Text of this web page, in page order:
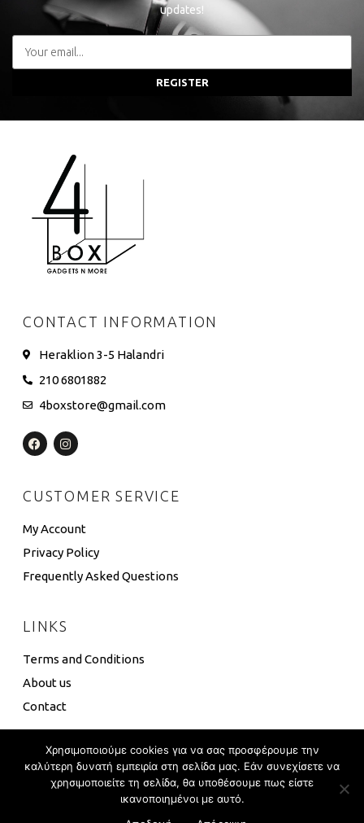
updates!
REGISTER
CONTACT INFORMATION
Heraklion 3-5 Halandri
210 6801882
4boxstore@gmail.com
CUSTOMER SERVICE
My Account
Privacy Policy
Frequently Asked Questions
LINKS
Terms and Conditions
About us
Contact
4 Box © Eshop Development Global Touch
Χρησιμοποιούμε cookies για να σας προσφέρουμε την
καλύτερη δυνατή εμπειρία στη σελίδα μας. Εάν συνεχίσετε να
χρησιμοποιείτε τη σελίδα, θα υποθέσουμε πως είστε
ικανοποιημένοι με αυτό.